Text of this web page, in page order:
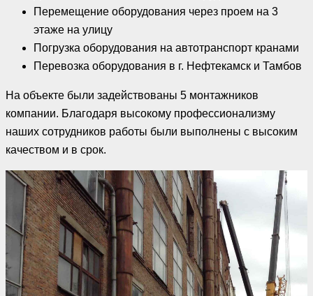
Перемещение оборудования через проем на 3
этаже на улицу
Погрузка оборудования на автотранспорт кранами
Перевозка оборудования в г. Нефтекамск и Тамбов
На объекте были задействованы 5 монтажников
компании. Благодаря высокому профессионализму
наших сотрудников работы были выполнены с высоким
качеством и в срок.